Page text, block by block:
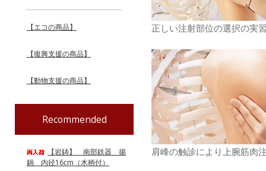
正しい注射部位の選択の実
肩峰の触診により上腕筋肉
【エコの商品】
【復興支援の商品】
【動物支援の商品】
Recommended
【岩鋳】 南部鉄器 揚
鍋 内径16cm（木柄付）